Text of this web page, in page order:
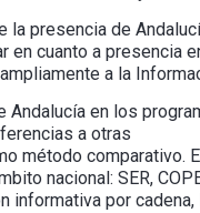
la presencia de
en cuanto a
a la
Andalucía en los
a otras
método comparativo.
nacional: SER,
informativa por